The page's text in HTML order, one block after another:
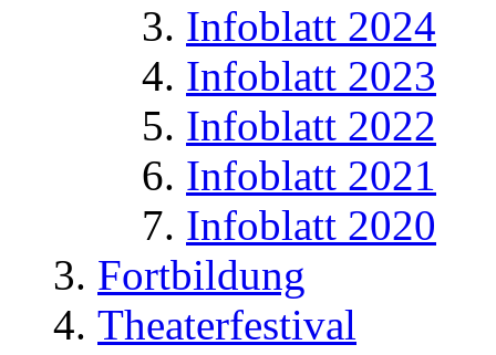
Infoblatt 2024
Infoblatt 2023
Infoblatt 2022
Infoblatt 2021
Infoblatt 2020
Fortbildung
Theaterfestival